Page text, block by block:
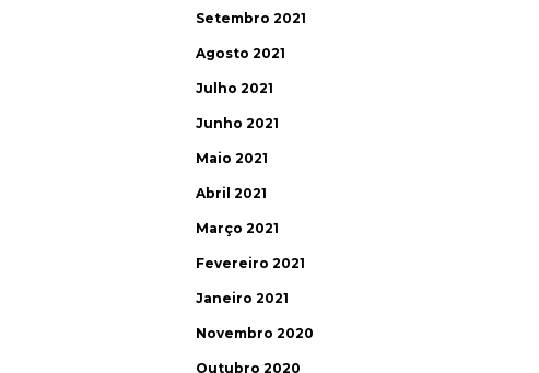
Setembro 2021
Agosto 2021
Julho 2021
Junho 2021
Maio 2021
Abril 2021
Março 2021
Fevereiro 2021
Janeiro 2021
Novembro 2020
Outubro 2020